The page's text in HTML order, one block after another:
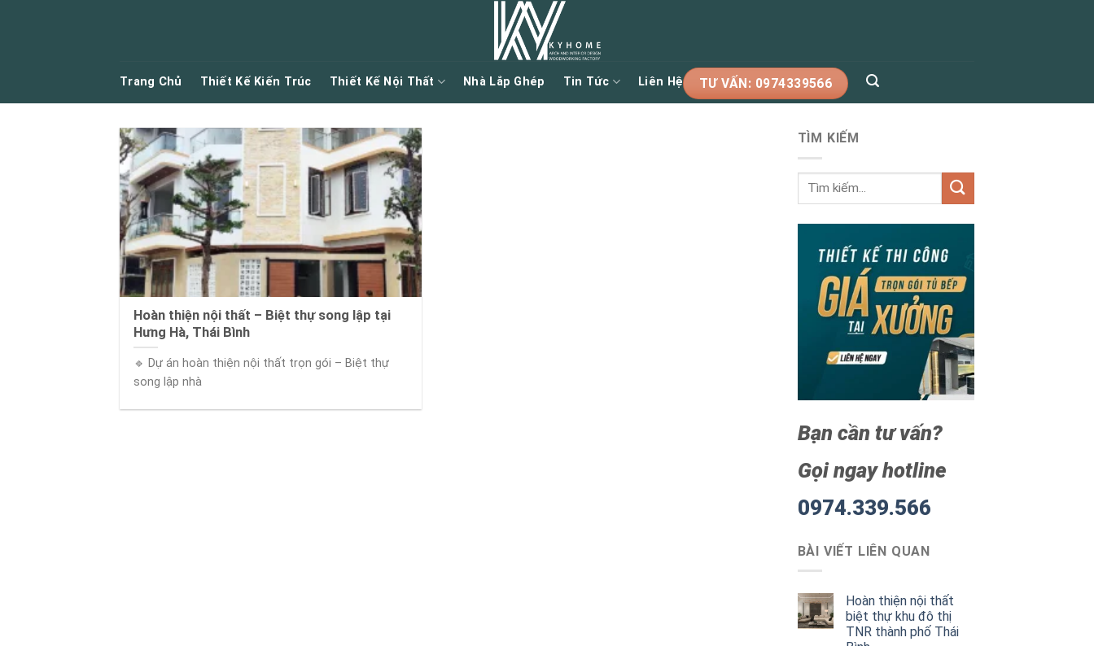
Trang Chủ Thiết Kế Kiến Trúc Thiết Kế Nội Thất Nhà Lắp Ghép Tin Tức Liên Hệ TƯ VẤN: 0974339566
Hoàn thiện nội thất – Biệt thự song lập tại
Hưng Hà, Thái Bình
🔹 Dự án hoàn thiện nội thất trọn gói – Biệt thự
song lập nhà
TÌM KIẾM
Bạn cần tư vấn?
Gọi ngay hotline
0974.339.566
BÀI VIẾT LIÊN QUAN
Hoàn thiện nội thất
biệt thự khu đô thị
TNR thành phố Thái